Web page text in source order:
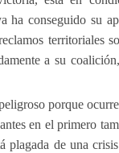
ha conseguido su
territoriales
a su
porque
en el primero
plagada de una